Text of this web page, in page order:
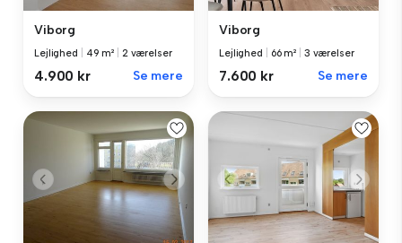
Viborg
Lejlighed 49 m² 2 værelser
4.900 kr Se mere
Viborg
Lejlighed 66 m² 3 værelser
7.600 kr Se mere